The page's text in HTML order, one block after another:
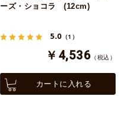
ーズ・ショコラ (12cm)
5.0 （1）
￥4,536 （税込）
カートに入れる